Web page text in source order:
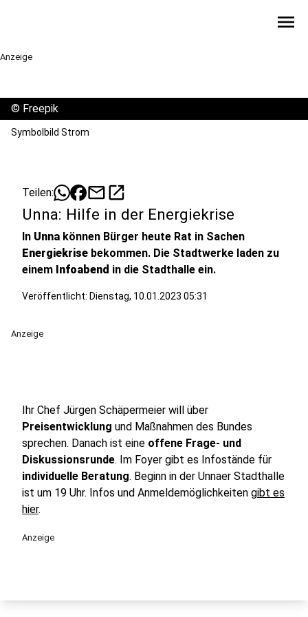
menu
Anzeige
© Freepik
Symbolbild Strom
Teilen: mailopen_in_new
Unna: Hilfe in der Energiekrise
In Unna können Bürger heute Rat in Sachen
Energiekrise bekommen. Die Stadtwerke laden zu
einem Infoabend in die Stadthalle ein.
Veröffentlicht: Dienstag, 10.01.2023 05:31
Anzeige
Ihr Chef Jürgen Schäpermeier will über
Preisentwicklung und Maßnahmen des Bundes
sprechen. Danach ist eine offene Frage- und
Diskussionsrunde. Im Foyer gibt es Infostände für
individuelle Beratung. Beginn in der Unnaer Stadthalle
ist um 19 Uhr. Infos und Anmeldemöglichkeiten gibt es
hier.
Anzeige